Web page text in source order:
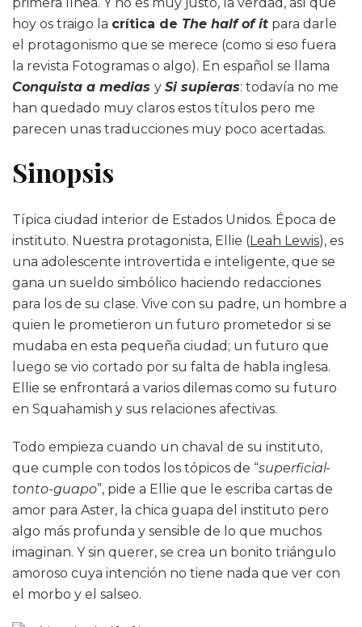
hoy os traigo la crítica de The half of it para darle
el protagonismo que se merece (como si eso fuera
la revista Fotogramas o algo). En español se llama
Conquista a medias y Si supieras: todavía no me
han quedado muy claros estos títulos pero me
parecen unas traducciones muy poco acertadas.
Sinopsis
Típica ciudad interior de Estados Unidos. Época de
instituto. Nuestra protagonista, Ellie (Leah Lewis), es
una adolescente introvertida e inteligente, que se
gana un sueldo simbólico haciendo redacciones
para los de su clase. Vive con su padre, un hombre a
quien le prometieron un futuro prometedor si se
mudaba en esta pequeña ciudad; un futuro que
luego se vio cortado por su falta de habla inglesa.
Ellie se enfrontará a varios dilemas como su futuro
en Squahamish y sus relaciones afectivas.
Todo empieza cuando un chaval de su instituto,
que cumple con todos los tópicos de “superficial-
tonto-guapo”, pide a Ellie que le escriba cartas de
amor para Aster, la chica guapa del instituto pero
algo más profunda y sensible de lo que muchos
imaginan. Y sin querer, se crea un bonito triángulo
amoroso cuya intención no tiene nada que ver con
el morbo y el salseo.